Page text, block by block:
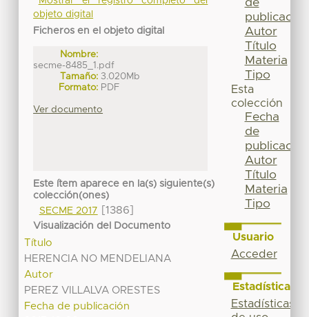
objeto digital
Ficheros en el objeto digital
Nombre:
secme-8485_1.pdf
Tamaño: 3.020Mb
Formato: PDF
Ver documento
Este ítem aparece en la(s) siguiente(s)
colección(ones)
SECME 2017
[1386]
Visualización del Documento
Título
HERENCIA NO MENDELIANA
Autor
PEREZ VILLALVA ORESTES
Fecha de publicación
de
publicación
Autor
Título
Materia
Tipo
Esta
colección
Fecha
de
publicación
Autor
Título
Materia
Tipo
Usuario
Acceder
Estadísticas
Estadísticas